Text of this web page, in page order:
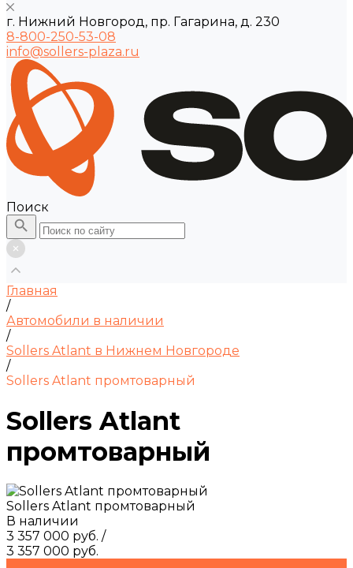
г. Нижний Новгород, пр. Гагарина, д. 230
8-800-250-53-08
info@sollers-plaza.ru
Поиск
Главная
/
Автомобили в наличии
/
Sollers Atlant в Нижнем Новгороде
/
Sollers Atlant промтоварный
Sollers Atlant
промтоварный
Sollers Atlant промтоварный
В наличии
3 357 000 руб. /
3 357 000 руб.